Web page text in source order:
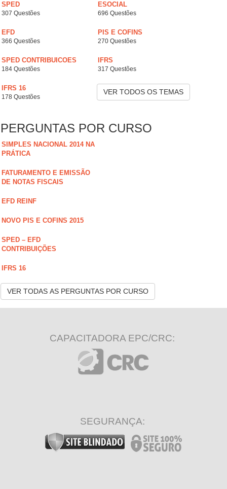
SPED
307 Questões
ESOCIAL
696 Questões
EFD
366 Questões
PIS E COFINS
270 Questões
SPED CONTRIBUICOES
184 Questões
IFRS
317 Questões
IFRS 16
178 Questões
VER TODOS OS TEMAS
PERGUNTAS POR CURSO
SIMPLES NACIONAL 2014 NA
PRÁTICA
FATURAMENTO E EMISSÃO
DE NOTAS FISCAIS
EFD REINF
NOVO PIS E COFINS 2015
SPED – EFD
CONTRIBUIÇÕES
IFRS 16
VER TODAS AS PERGUNTAS POR CURSO
CAPACITADORA EPC/CRC:
SEGURANÇA: